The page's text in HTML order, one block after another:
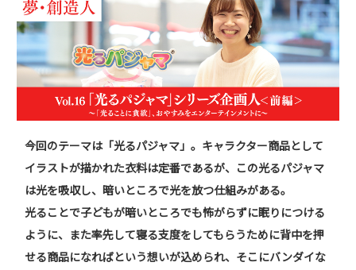
今回のテーマは「光るパジャマ」。キャラクター商品として
イラストが描かれた衣料は定番であるが、この光るパジャマ
は光を吸収し、暗いところで光を放つ仕組みがある。
光ることで子どもが暗いところでも怖がらずに眠りにつける
ように、また率先して寝る支度をしてもらうために背中を押
せる商品になればという想いが込められ、そこにバンダイな